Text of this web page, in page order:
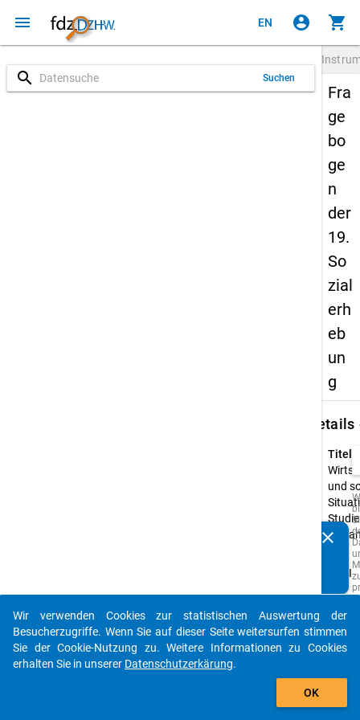
menu EN account_circle shopping_cart
search Suchen
Fra
ge
bo
ge
n
der
19.
So
zial
erh
eb
un
g
Details
Titel:
und
im
PAPI
clear
auto_stories
add_shopping_cart
Wir verwenden Cookies zur statistischen Auswertung der
Besucherzugriffe. Wenn Sie auf dieser Seite weitersurfen stimmen
Sie der Cookie-Nutzung zu. Weitere Informationen zu Cookies
erhalten Sie in unserer Datenschutzerkärung.
OK